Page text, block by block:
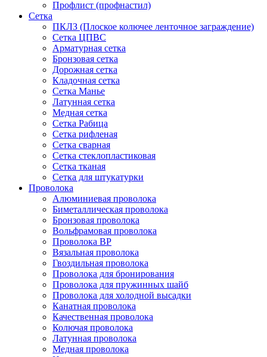
Профлист (профнастил)
Сетка
ПКЛЗ (Плоское колючее ленточное заграждение)
Сетка ЦПВС
Арматурная сетка
Бронзовая сетка
Дорожная сетка
Кладочная сетка
Сетка Манье
Латунная сетка
Медная сетка
Сетка Рабица
Сетка рифленая
Сетка сварная
Сетка стеклопластиковая
Сетка тканая
Сетка для штукатурки
Проволока
Алюминиевая проволока
Биметаллическая проволока
Бронзовая проволока
Вольфрамовая проволока
Проволока ВР
Вязальная проволока
Гвоздильная проволока
Проволока для бронирования
Проволока для пружинных шайб
Проволока для холодной высадки
Канатная проволока
Качественная проволока
Колючая проволока
Латунная проволока
Медная проволока